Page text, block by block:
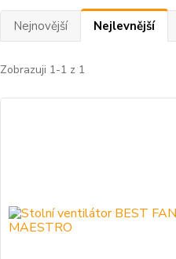
Nejnovější Nejlevnější
Zobrazuji 1-1 z 1